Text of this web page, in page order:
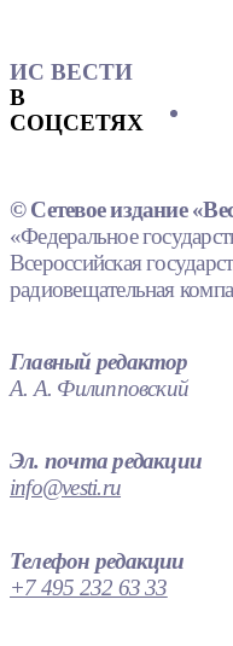
ИС ВЕСТИ
В
СОЦСЕТЯХ
© Сетевое издание
«Федеральное
Всероссийская
радиовещательная
Главный редактор
А. А. Филипповский
Эл. почта редакции
info@vesti.ru
Телефон редакции
+7 495 232 63 33